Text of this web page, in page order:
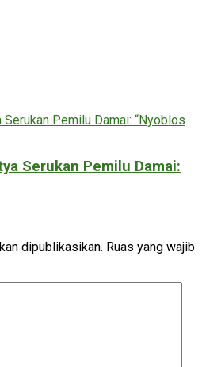
Serukan Pemilu Damai:
dipublikasikan. Ruas yang wajib